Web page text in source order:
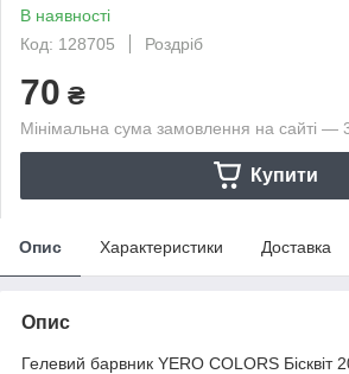
В наявності
Код: 128705
Роздріб
70 ₴
Мінімальна сума замовлення на сайті —
Купити
Опис Характеристики Доставка
Опис
Гелевий барвник YERO COLORS Бісквіт